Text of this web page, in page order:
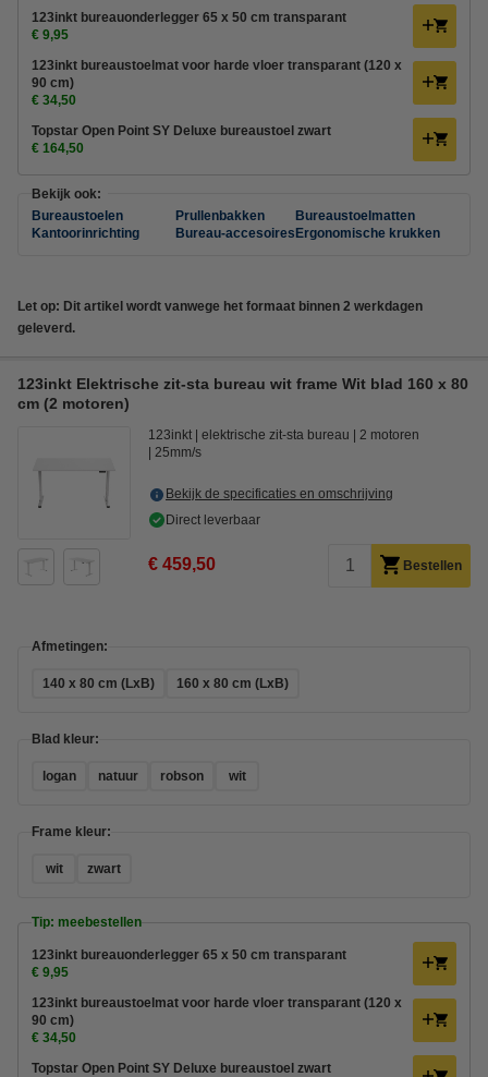
123inkt bureauonderlegger 65 x 50 cm transparant
€ 9,95
123inkt bureaustoelmat voor harde vloer transparant (120 x
90 cm)
€ 34,50
Topstar Open Point SY Deluxe bureaustoel zwart
€ 164,50
Bekijk ook:
Bureaustoelen
Prullenbakken
Bureaustoelmatten
Kantoorinrichting
Bureau-accesoires Ergonomische krukken
Let op: Dit artikel wordt vanwege het formaat binnen 2 werkdagen
geleverd.
123inkt Elektrische zit-sta bureau wit frame Wit blad 160 x 80
cm (2 motoren)
123inkt elektrische zit-sta bureau
2 motoren
25mm/s
Bekijk de specificaties en omschrijving
Direct leverbaar
€ 459,50 Bestellen
Afmetingen:
140 x 80 cm (LxB) 160 x 80 cm (LxB)
Blad kleur:
logan natuur robson wit
Frame kleur:
wit zwart
Tip: meebestellen
123inkt bureauonderlegger 65 x 50 cm transparant
€ 9,95
123inkt bureaustoelmat voor harde vloer transparant (120 x
90 cm)
€ 34,50
Topstar Open Point SY Deluxe bureaustoel zwart